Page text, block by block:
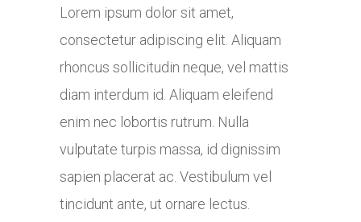
Lorem ipsum dolor sit amet,
consectetur adipiscing elit. Aliquam
rhoncus sollicitudin neque, vel mattis
diam interdum id. Aliquam eleifend
enim nec lobortis rutrum. Nulla
vulputate turpis massa, id dignissim
sapien placerat ac. Vestibulum vel
tincidunt ante, ut ornare lectus.